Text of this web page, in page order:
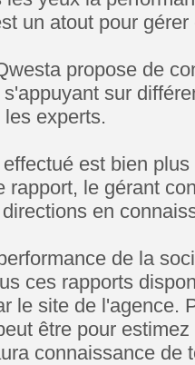
un atout pour
propose de
sur
experts.
est bien
rapport, le gérant
en
de la
ces rapports
le site de l'agence.
être pour
connaissance de